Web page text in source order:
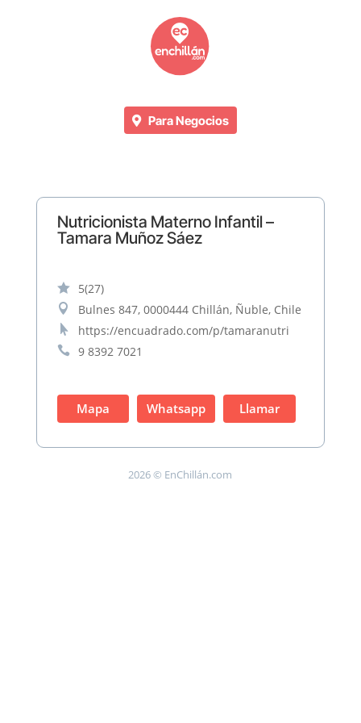
Para Negocios
Nutricionista Materno Infantil –
Tamara Muñoz Sáez
 5(27)
 Bulnes 847, 0000444 Chillán, Ñuble, Chile
 https://encuadrado.com/p/tamaranutri
 9 8392 7021
Mapa Whatsapp Llamar
2026 © EnChillán.com